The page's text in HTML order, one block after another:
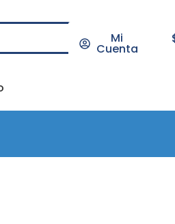
Mi
Cuenta